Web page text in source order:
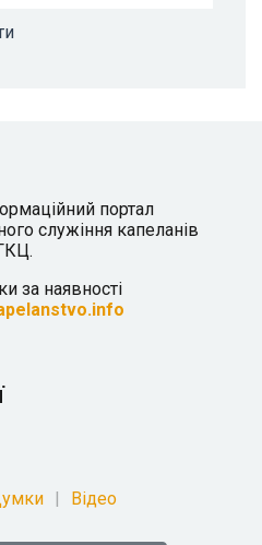
портал
служіння капеланів
за наявності
Відео